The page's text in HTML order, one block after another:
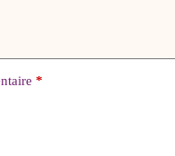
*